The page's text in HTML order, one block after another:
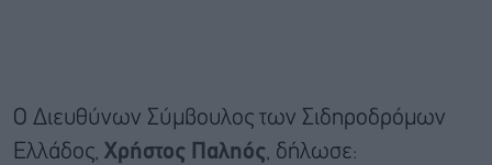
Ο Διευθύνων Σύμβουλος των Σιδηροδρόμων
Ελλάδος, Χρήστος Παληός, δήλωσε: